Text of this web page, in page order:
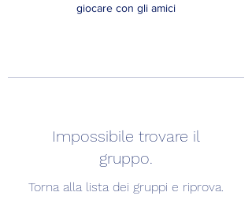
giocare con gli amici
Impossibile trovare il
gruppo.
Torna alla lista dei gruppi e riprova.